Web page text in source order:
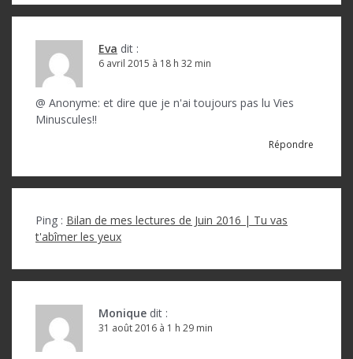
Eva dit :
6 avril 2015 à 18 h 32 min
@ Anonyme: et dire que je n'ai toujours pas lu Vies
Minuscules!!
Répondre
Ping : Bilan de mes lectures de Juin 2016 | Tu vas
t'abîmer les yeux
Monique dit :
31 août 2016 à 1 h 29 min